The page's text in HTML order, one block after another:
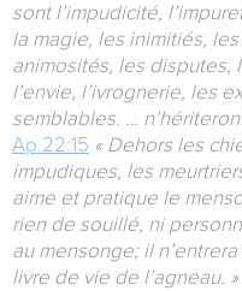
sont l’impudicité,
la magie, les inimitiés,
animosités, les disputes,
l’envie, l’ivrognerie, les
semblables. …
Ap.22:15 « Dehors les
impudiques, les
aime et pratique le
rien de souillé, ni
au mensonge; il
livre de vie de l’agneau. »